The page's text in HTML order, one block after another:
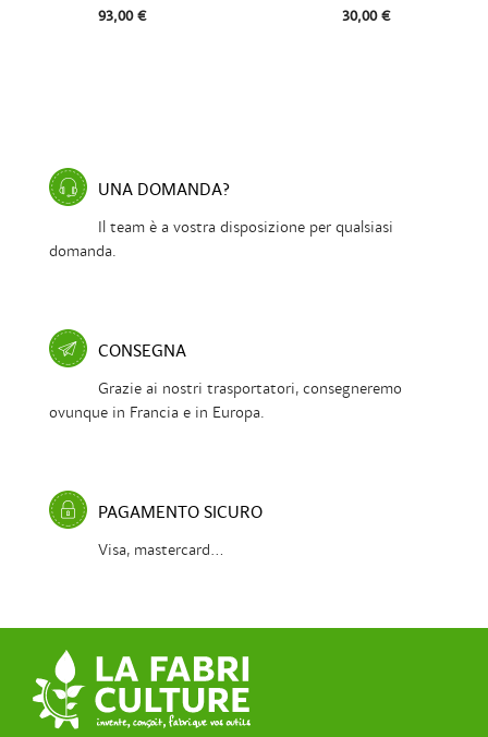
93,00 € 30,00 €
UNA DOMANDA?
Il team è a vostra disposizione per qualsiasi
domanda.
CONSEGNA
Grazie ai nostri trasportatori, consegneremo
ovunque in Francia e in Europa.
PAGAMENTO SICURO
Visa, mastercard...